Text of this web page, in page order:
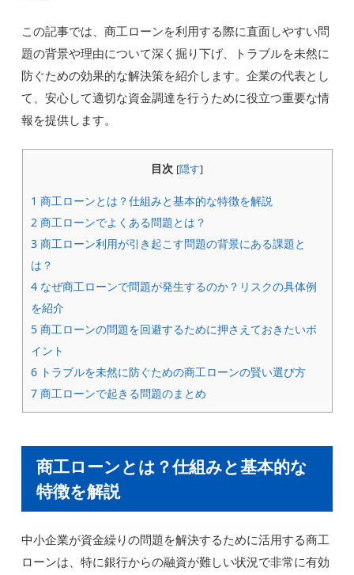
この記事では、商工ローンを利用する際に直面しやすい問
題の背景や理由について深く掘り下げ、トラブルを未然に
防ぐための効果的な解決策を紹介します。企業の代表とし
て、安心して適切な資金調達を行うために役立つ重要な情
報を提供します。
目次 [隠す]
1 商工ローンとは？仕組みと基本的な特徴を解説
2商工ローンでよくある問題とは？
3商工ローン利用が引き起こす問題の背景にある課題と
は？
4なぜ商工ローンで問題が発生するのか？リスクの具体例
を紹介
5商工ローンの問題を回避するために押さえておきたいポ
イント
6トラブルを未然に防ぐための商工ローンの賢い選び方
7商工ローンで起きる問題のまとめ
商工ローンとは？仕組みと基本的な
特徴を解説
中小企業が資金繰りの問題を解決するために活用する商工
ローンは、特に銀行からの融資が難しい状況で非常に有効